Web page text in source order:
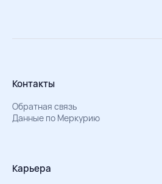
Контакты
Обратная связь
Данные по Меркурию
Карьера